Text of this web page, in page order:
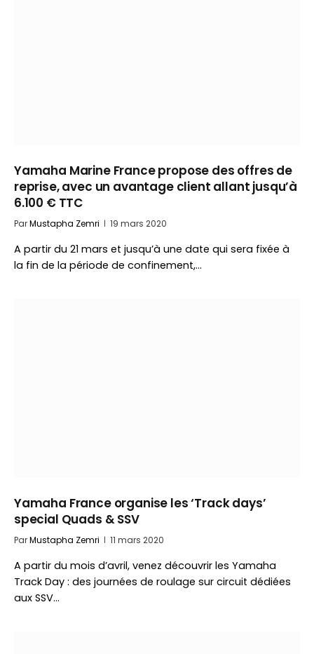
Yamaha Marine France propose des offres de
reprise, avec un avantage client allant jusqu’à
6.100 € TTC
ParMustapha Zemri 19 mars 2020
A partir du 21 mars et jusqu’à une date qui sera fixée à
la fin de la période de confinement,…
Yamaha France organise les ‘Track days’
special Quads & SSV
ParMustapha Zemri 11 mars 2020
A partir du mois d’avril, venez découvrir les Yamaha
Track Day : des journées de roulage sur circuit dédiées
aux SSV…